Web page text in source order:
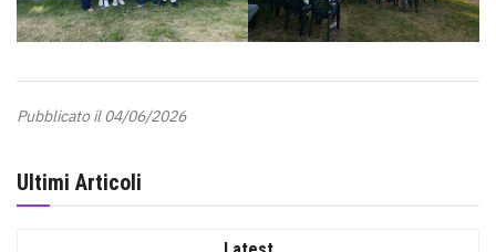
Pubblicato il 04/06/2026
Ultimi Articoli